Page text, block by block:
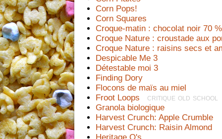
Corn Pops!
Corn Squares
Croque-matin : chocolat noir 70
Croque Nature : croustade aux
Croque Nature : raisins secs et
Despicable Me 3
Détestable moi 3
Finding Dory
Flocons de maïs au miel
Froot Loops
  critique old school
Granola biologique
Harvest Crunch: Apple Crumble
Harvest Crunch: Raisin Almond